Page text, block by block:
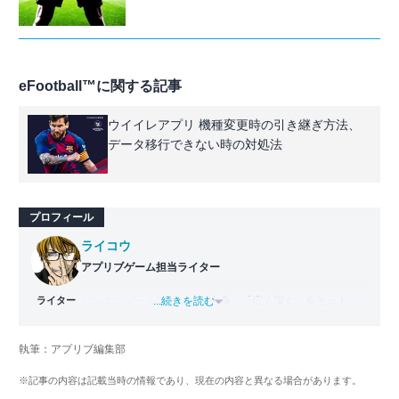
eFootball™に関する記事
ウイイレアプリ 機種変更時の引き継ぎ方法、
データ移行できない時の対処法
プロフィール
ライター
ライコウ
アプリブゲーム担当ライター
バンタンゲームアカデミー 出身。「広く深く」をモットー
ゲームだけでも1,000本以上。ゲーム開発者を目指した経験
くして面白さを引き出し、人々に伝えるためゲームライタ
...続きを読む
執筆：アプリブ編集部
※記事の内容は記載当時の情報であり、現在の内容と異なる場合があります。